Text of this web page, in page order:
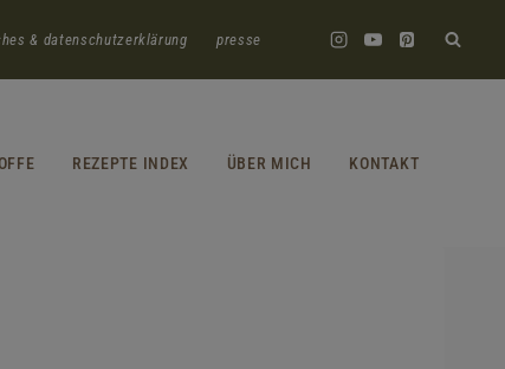
& datenschutzerklärung presse
REZEPTE INDEX ÜBER MICH KONTAKT